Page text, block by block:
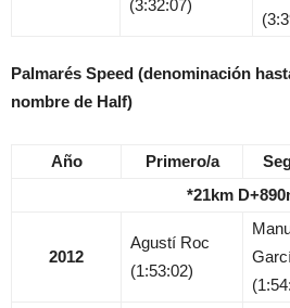
(3:32:07)
Palmarés Speed (denominación
nombre de Half)
Año Primero/a
*21km
2012
Agustí Roc
(1:53:02)